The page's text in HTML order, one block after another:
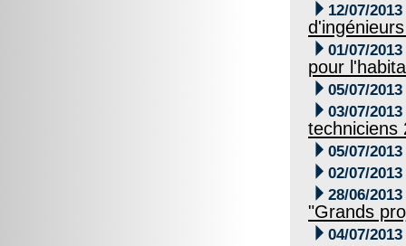
 12/07/2013
 01/07/2013
pour
 05/07/2013
 03/07/2013
techniciens
 05/07/2013
 02/07/2013
 28/06/2013
"Grands
 04/07/2013